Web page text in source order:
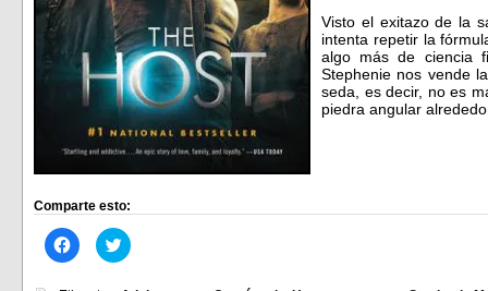
Visto el exitazo de la
intenta repetir la
algo más de ciencia
Stephenie nos vende
seda, es decir, no es
piedra angular
Comparte esto:
Haz
clic
Haz
clic